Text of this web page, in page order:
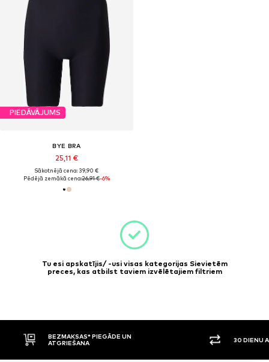
PIEDĀVĀJUMS
BYE BRA
25,11 €
Sākotnējā cena: 39,90 €
Pēdējā zemākā cena:26,91 €-6%
Tu esi apskatījis/ -usi visas kategorijas Sievietēm
preces, kas atbilst taviem izvēlētajiem filtriem
30 DIENU ATGRIEŠANAS TIESĪBAS APMAKSA